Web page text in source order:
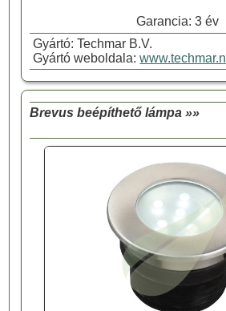
Garancia: 3 év
Gyártó: Techmar B.V.
Gyártó weboldala:www.techmar.nl
Brevus beépíthető lámpa »»